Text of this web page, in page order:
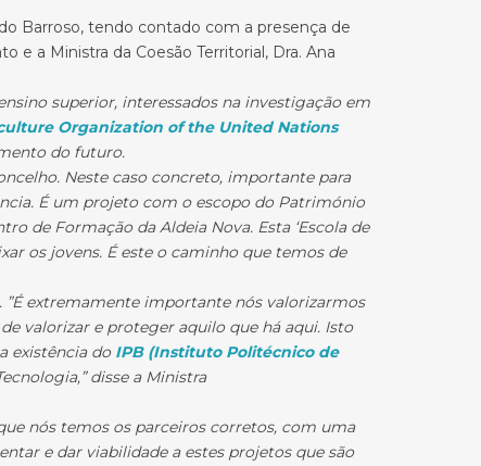
Barroso, tendo contado com a presença de
e a Ministra da Coesão Territorial, Dra. Ana
superior, interessados na investigação em
Organization of the United Nations
do futuro.
Neste caso concreto, importante para
É um projeto com o escopo do Património
de Formação da Aldeia Nova. Esta ‘Escola de
os jovens. É este o caminho que temos de
extremamente importante nós valorizarmos
valorizar e proteger aquilo que há aqui. Isto
existência do IPB (Instituto Politécnico de
disse a Ministra
nós temos os parceiros corretos, com uma
e dar viabilidade a estes projetos que são